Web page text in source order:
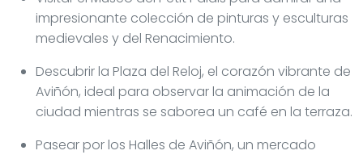
impresionante colección de pinturas y esculturas
medievales y del Renacimiento.
Descubrir la Plaza del Reloj, el corazón vibrante de
Aviñón, ideal para observar la animación de la
ciudad mientras se saborea un café en la terraza.
Pasear por los Halles de Aviñón, un mercado